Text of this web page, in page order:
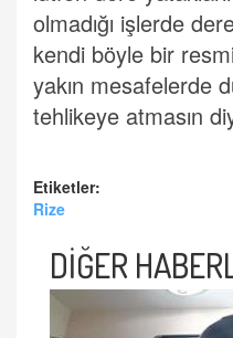
olmadığı işlerde
kendi böyle bir
yakın mesafelerde
tehlikeye atmasın
Etiketler:
Rize
DİĞER